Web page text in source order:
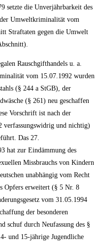
setzte die Unverjährbarkeit des
Umweltkriminalität vom
Straftaten gegen die Umwelt
Rauschgifthandels u. a.
vom 15.07.1992 wurden
(§ 244 a StGB), der
(§ 261) neu geschaffen
Vorschrift ist nach der
verfassungswidrig und nichtig)
Das 27.
hat zur Eindämmung des
Missbrauchs von Kindern
unabhängig vom Recht
Opfers erweitert (§ 5 Nr. 8
vom 31.05.1994
der besonderen
schuf durch Neufassung des §
und 15-jährige Jugendliche